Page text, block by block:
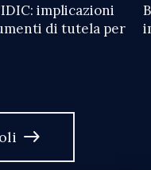
implicazioni
di tutela per
east